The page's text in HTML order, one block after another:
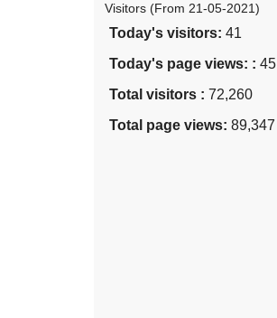
Visitors (From 21-05-2021)
Today's visitors: 41
Today's page views: : 45
Total visitors : 72,260
Total page views: 89,347